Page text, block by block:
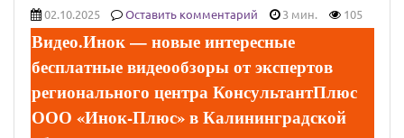
02.10.2025 Оставить комментарий 3 мин. 105
Видео.Инок — новыеинтересные
бесплатные видеообзоры от экспертов
регионального центра КонсультантПлюс
ООО «Инок-Плюс» в Калининградской